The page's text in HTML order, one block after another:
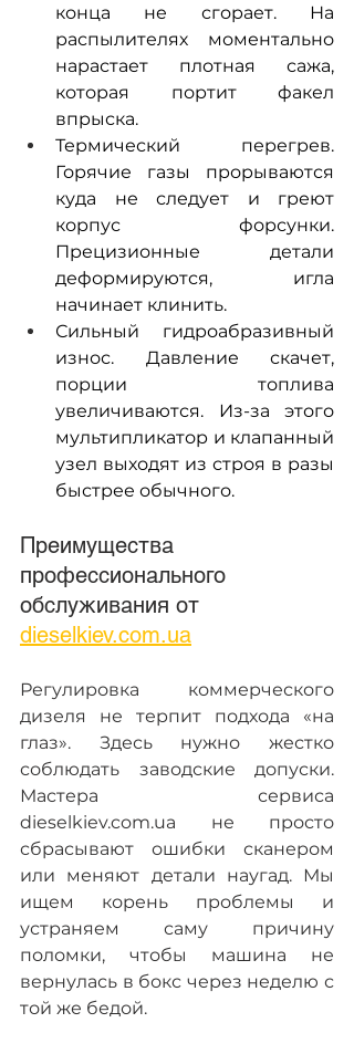
конца не сгорает. На
распылителях моментально
нарастает плотная сажа,
которая портит факел
впрыска.
Термический перегрев.
Горячие газы прорываются
куда не следует и греют
корпус форсунки.
Прецизионные детали
деформируются, игла
начинает клинить.
Сильный гидроабразивный
износ. Давление скачет,
порции топлива
увеличиваются. Из-за этого
мультипликатор и клапанный
узел выходят из строя в разы
быстрее обычного.
Преимущества
профессионального
обслуживания от
dieselkiev.com.ua
Регулировка коммерческого
дизеля не терпит подхода «на
глаз». Здесь нужно жестко
соблюдать заводские допуски.
Мастера сервиса
dieselkiev.com.ua не просто
сбрасывают ошибки сканером
или меняют детали наугад. Мы
ищем корень проблемы и
устраняем саму причину
поломки, чтобы машина не
вернулась в бокс через неделю с
той же бедой.